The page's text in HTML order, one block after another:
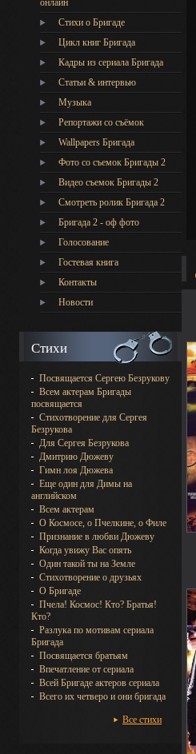
онлайн
Стихи о Бригаде
Цикл книг Бригада
Кадры из сериала Бригада
Статьи & интервью
Музыка
Репортажи со съёмок
Wallpapers Бригада
Фото со съемок Бригады 2
Видео съемок Бригады 2
Cмотреть ролик Бригада 2
Бригада 2 - оф фото
Голосование
Гостевая книга
Контакты
Новости
Стихи
Посвящается Сергею Безрукову
Всем актерам Бригады
посвящается
Стихотворение для Сергея
Безрукова
Для Сергея Безрукова
Дмитрию Дюжеву
Гимн лоя Дюжева
Еще один для Димы на
английском
Всем актерам
О Космосе, о Пчелкине, о Филе
Признание в любви Дюжеву
Когда увижу Вас опять
Один такой ты на Земле
Стихотворение о друзьях
О Бригаде
Пчела! Космос! Кто? Братья!
Кто?
Разлука по мотивам сериала
Бригада
Посвящается братьям
Впечатление от сериала
Всей Бригаде актеров сериала
Всего их четверо и они бригада
Все стихи